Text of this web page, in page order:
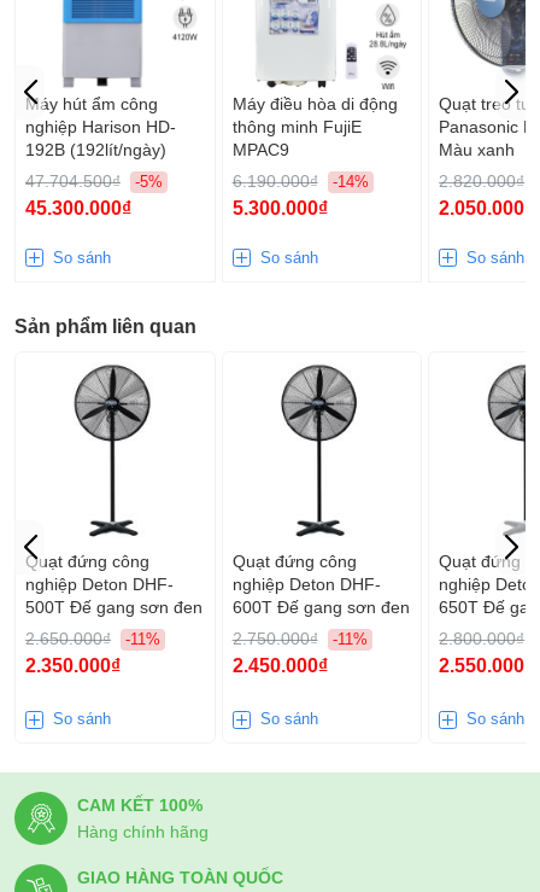
nghiệp Deton tại Việt Nam. Nếu có bất cứ thắc mắc trong quá
trình sử dụng hay lựa chọn các sản phẩm quạt công nghiệp,
xin quý khách vui lòng liên hệ với chúng tôi – Điện Máy Vạn
Phúc rất vui lòng được phục vụ!
Máy hút ẩm công
nghiệp Harison HD-
192B (192lít/ngày)
47.704.500₫
-5%
45.300.000₫
So sánh
Máy điều hòa di động
thông minh FujiE
MPAC9
6.190.000₫
-14%
5.300.000₫
So sánh
Quạt treo
Panasonic
Màu xanh
2.820.000₫
2.050.000₫
So sánh
Sản phẩm liên quan
Quạt đứng công
nghiệp Deton DHF-
500T Đế gang sơn đen
2.650.000₫
-11%
2.350.000₫
So sánh
Quạt đứng công
nghiệp Deton DHF-
600T Đế gang sơn đen
2.750.000₫
-11%
2.450.000₫
So sánh
Quạt đứng
nghiệp
650T Đế
2.800.000₫
2.550.000₫
So sánh
CAM KẾT 100%
Hàng chính hãng
GIAO HÀNG TOÀN QUỐC